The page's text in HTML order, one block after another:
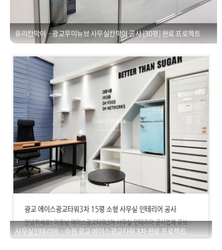
유리칸막이ㆍ광교우미뉴브 사무실칸막이 공사 [30평] 완료 프로젝트
사무실인테리어ㆍ수원 광교 에이스광교타워 3차
Posted on2021년 1월 1일 byCUBEDESIGN
사무실인테리어ㆍ수원 광교 에이스광교타워 3차 완료 프로젝트